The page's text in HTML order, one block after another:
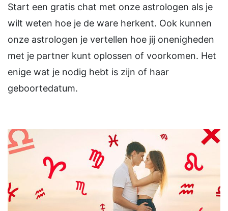
Start een gratis chat met onze astrologen als je
wilt weten hoe je de ware herkent. Ook kunnen
onze astrologen je vertellen hoe jij onenigheden
met je partner kunt oplossen of voorkomen. Het
enige wat je nodig hebt is zijn of haar
geboortedatum.